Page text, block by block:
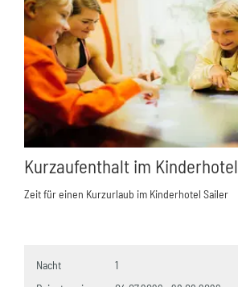
Kurzaufenthalt im Kinderhotel
Zeit für einen Kurzurlaub im Kinderhotel Sailer
Nacht
1